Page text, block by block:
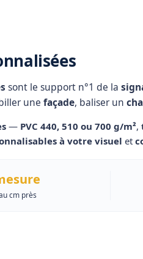
sont le support n°1 de la
une façade, baliser un
— PVC 440, 510 ou 700 g/m²,
à votre visuel et
cm près